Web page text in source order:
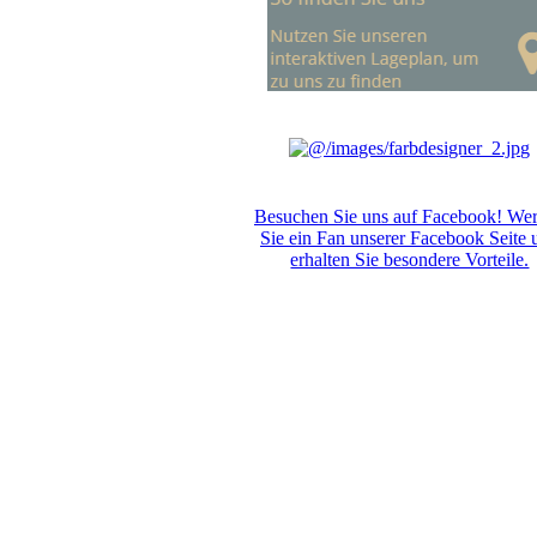
Besuchen Sie uns auf Facebook!
Sie ein Fan unserer Facebook Seite
erhalten Sie besondere Vorteile.